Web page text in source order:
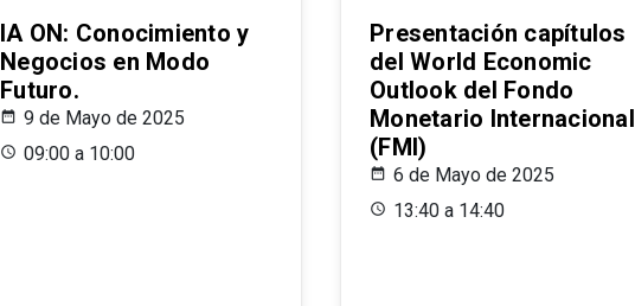
IA ON: Conocimiento y
Negocios en Modo
Futuro.
9 de Mayo de 2025
09:00 a 10:00
Presentación capítulos
del World Economic
Outlook del Fondo
Monetario Internacional
(FMI)
6 de Mayo de 2025
13:40 a 14:40